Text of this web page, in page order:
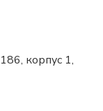
корпус 1,